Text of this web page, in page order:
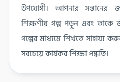
উপযোগী। আপনার সন্তানের
শিক্ষণীয় গল্প পড়ুন এবং তাকে
গল্পের মাধ্যমে শিখতে সাহায্য
সবচেয়ে কার্যকর শিক্ষা পদ্ধতি।